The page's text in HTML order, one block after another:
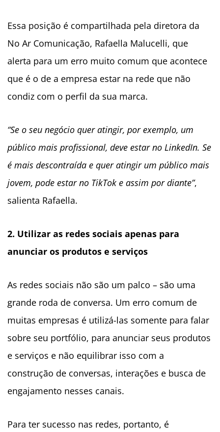
Essa posição é compartilhada pela diretora da
No Ar Comunicação, Rafaella Malucelli, que
alerta para um erro muito comum que acontece
que é o de a empresa estar na rede que não
condiz com o perfil da sua marca.
“Se o seu negócio quer atingir, por exemplo, um
público mais profissional, deve estar no LinkedIn. Se
é mais descontraída e quer atingir um público mais
jovem, pode estar no TikTok e assim por diante”,
salienta Rafaella.
2. Utilizar as redes sociais apenas para
anunciar os produtos e serviços
As redes sociais não são um palco – são uma
grande roda de conversa. Um erro comum de
muitas empresas é utilizá-las somente para falar
sobre seu portfólio, para anunciar seus produtos
e serviços e não equilibrar isso com a
construção de conversas, interações e busca de
engajamento nesses canais.
Para ter sucesso nas redes, portanto, é